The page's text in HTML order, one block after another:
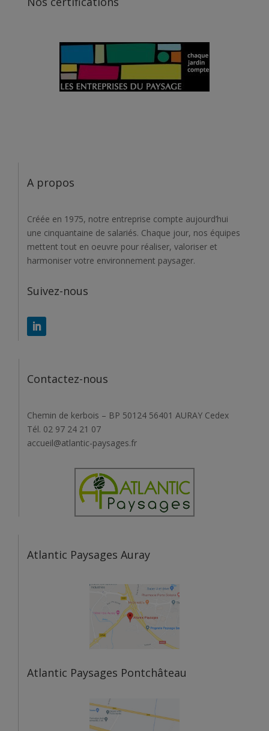
A propos
Créée en 1975, notre entreprise compte aujourd’hui
une cinquantaine de salariés. Chaque jour, nos équipes
mettent tout en oeuvre pour réaliser, valoriser et
harmoniser votre environnement paysager.
Suivez-nous
Contactez-nous
Chemin de kerbois – BP 50124 56401 AURAY Cedex
Tél. 02 97 24 21 07
accueil@atlantic-paysages.fr
Atlantic Paysages Auray
Atlantic Paysages Pontchâteau